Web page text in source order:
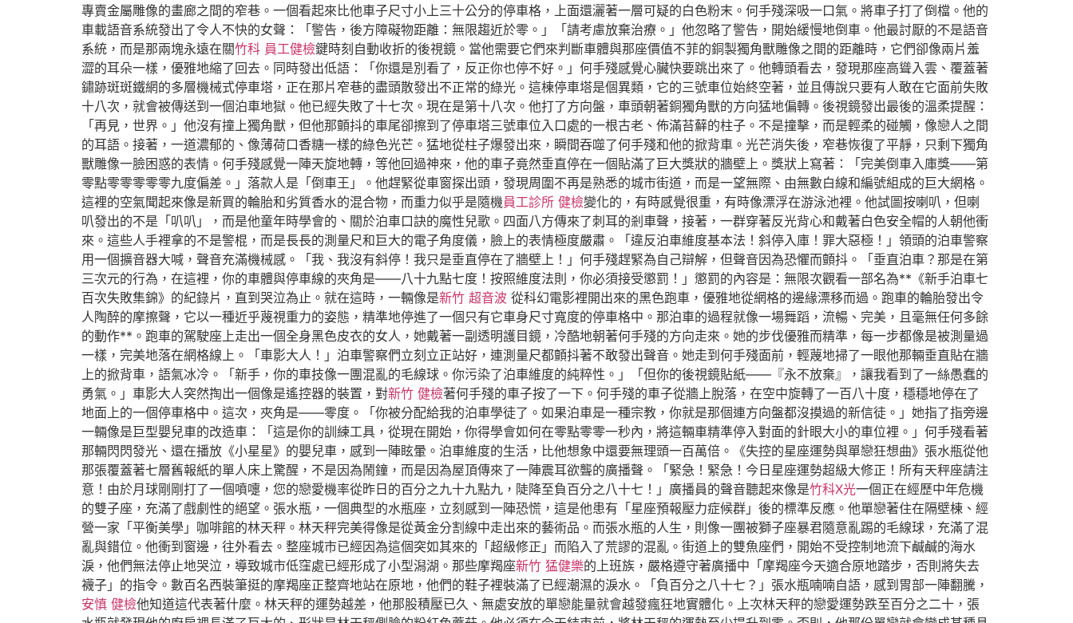
專賣金屬雕像的畫廊之間的窄巷。一個看起來比他車子尺寸小上三十公分的停車格，上面還灑著一層可疑的白色粉末。何手殘深吸一口氣。將車子打了倒檔。他的
車載語音系統發出了令人不快的女聲：「警告，後方障礙物距離：無限趨近於零。」「請考慮放棄治療。」他忽略了警告，開始緩慢地倒車。他最討厭的不是語音
系統，而是那兩塊永遠在關竹科 員工健檢鍵時刻自動收折的後視鏡。當他需要它們來判斷車體與那座價值不菲的銅製獨角獸雕像之間的距離時，它們卻像兩片羞
澀的耳朵一樣，優雅地縮了回去。同時發出低語：「你還是別看了，反正你也停不好。」何手殘感覺心臟快要跳出來了。他轉頭看去，發現那座高聳入雲、覆蓋著
鏽跡斑斑鐵網的多層機械式停車塔，正在那片窄巷的盡頭散發出不正常的綠光。這棟停車塔是個異類，它的三號車位始終空著，並且傳說只要有人敢在它面前失敗
十八次，就會被傳送到一個泊車地獄。他已經失敗了十七次。現在是第十八次。他打了方向盤，車頭朝著銅獨角獸的方向猛地偏轉。後視鏡發出最後的溫柔提醒：
「再見，世界。」他沒有撞上獨角獸，但他那顫抖的車尾卻擦到了停車塔三號車位入口處的一根古老、佈滿苔蘚的柱子。不是撞擊，而是輕柔的碰觸，像戀人之間
的耳語。接著，一道濃郁的、像薄荷口香糖一樣的綠色光芒。猛地從柱子爆發出來，瞬間吞噬了何手殘和他的掀背車。光芒消失後，窄巷恢復了平靜，只剩下獨角
獸雕像一臉困惑的表情。何手殘感覺一陣天旋地轉，等他回過神來，他的車子竟然垂直停在一個貼滿了巨大獎狀的牆壁上。獎狀上寫著：「完美倒車入庫獎——第
零點零零零零零九度偏差。」落款人是「倒車王」。他趕緊從車窗探出頭，發現周圍不再是熟悉的城市街道，而是一望無際、由無數白線和編號組成的巨大網格。
這裡的空氣聞起來像是新買的輪胎和劣質香水的混合物，而重力似乎是隨機員工診所 健檢變化的，有時感覺很重，有時像漂浮在游泳池裡。他試圖按喇叭，但喇
叭發出的不是「叭叭」，而是他童年時學會的、關於泊車口訣的魔性兒歌。四面八方傳來了刺耳的剎車聲，接著，一群穿著反光背心和戴著白色安全帽的人朝他衝
來。這些人手裡拿的不是警棍，而是長長的測量尺和巨大的電子角度儀，臉上的表情極度嚴肅。「違反泊車維度基本法！斜停入庫！罪大惡極！」領頭的泊車警察
用一個擴音器大喊，聲音充滿機械感。「我、我沒有斜停！我只是垂直停在了牆壁上！」何手殘趕緊為自己辯解，但聲音因為恐懼而顫抖。「垂直泊車？那是在第
三次元的行為，在這裡，你的車體與停車線的夾角是——八十九點七度！按照維度法則，你必須接受懲罰！」懲罰的內容是：無限次觀看一部名為**《新手泊車七
百次失敗集錦》的紀錄片，直到哭泣為止。就在這時，一輛像是新竹 超音波 從科幻電影裡開出來的黑色跑車，優雅地從網格的邊緣漂移而過。跑車的輪胎發出令
人陶醉的摩擦聲，它以一種近乎蔑視重力的姿態，精準地停進了一個只有它車身尺寸寬度的停車格中。那泊車的過程就像一場舞蹈，流暢、完美，且毫無任何多餘
的動作**。跑車的駕駛座上走出一個全身黑色皮衣的女人，她戴著一副透明護目鏡，冷酷地朝著何手殘的方向走來。她的步伐優雅而精準，每一步都像是被測量過
一樣，完美地落在網格線上。「車影大人！」泊車警察們立刻立正站好，連測量尺都顫抖著不敢發出聲音。她走到何手殘面前，輕蔑地掃了一眼他那輛垂直貼在牆
上的掀背車，語氣冰冷。「新手，你的車技像一團混亂的毛線球。你污染了泊車維度的純粹性。」「但你的後視鏡貼紙——『永不放棄』，讓我看到了一絲愚蠢的
勇氣。」車影大人突然掏出一個像是遙控器的裝置，對新竹 健檢著何手殘的車子按了一下。何手殘的車子從牆上脫落，在空中旋轉了一百八十度，穩穩地停在了
地面上的一個停車格中。這次，夾角是——零度。「你被分配給我的泊車學徒了。如果泊車是一種宗教，你就是那個連方向盤都沒摸過的新信徒。」她指了指旁邊
一輛像是巨型嬰兒車的改造車：「這是你的訓練工具，從現在開始，你得學會如何在零點零零一秒內，將這輛車精準停入對面的針眼大小的車位裡。」何手殘看著
那輛閃閃發光、還在播放《小星星》的嬰兒車，感到一陣眩暈。泊車維度的生活，比他想象中還要無理頭一百萬倍。《失控的星座運勢與單戀狂想曲》張水瓶從他
那張覆蓋著七層舊報紙的單人床上驚醒，不是因為鬧鐘，而是因為屋頂傳來了一陣震耳欲聾的廣播聲。「緊急！緊急！今日星座運勢超級大修正！所有天秤座請注
意！由於月球剛剛打了一個噴嚏，您的戀愛機率從昨日的百分之九十九點九，陡降至負百分之八十七！」廣播員的聲音聽起來像是竹科X光一個正在經歷中年危機
的雙子座，充滿了戲劇性的絕望。張水瓶，一個典型的水瓶座，立刻感到一陣恐慌，這是他患有「星座預報壓力症候群」後的標準反應。他單戀著住在隔壁棟、經
營一家「平衡美學」咖啡館的林天秤。林天秤完美得像是從黃金分割線中走出來的藝術品。而張水瓶的人生，則像一團被獅子座暴君隨意亂踢的毛線球，充滿了混
亂與錯位。他衝到窗邊，往外看去。整座城市已經因為這個突如其來的「超級修正」而陷入了荒謬的混亂。街道上的雙魚座們，開始不受控制地流下鹹鹹的海水
淚，他們無法停止地哭泣，導致城市低窪處已經形成了小型潟湖。那些摩羯座新竹 猛健樂的上班族，嚴格遵守著廣播中「摩羯座今天適合原地踏步，否則將失去
襪子」的指令。數百名西裝筆挺的摩羯座正整齊地站在原地，他們的鞋子裡裝滿了已經潮濕的淚水。「負百分之八十七？」張水瓶喃喃自語，感到胃部一陣翻騰，
安慎 健檢他知道這代表著什麼。林天秤的運勢越差，他那股積壓已久、無處安放的單戀能量就會越發瘋狂地實體化。上次林天秤的戀愛運勢跌至百分之二十，張